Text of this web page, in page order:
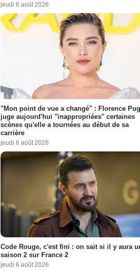
jeudi 6 août 2026
"Mon point de vue a changé" : Florence
juge aujourd'hui "inappropriées" certaines
scènes qu'elle a tournées au début de sa
carrière
jeudi 6 août 2026
Code Rouge, c'est fini : on sait si il y aura
saison 2 sur France 2
jeudi 6 août 2026